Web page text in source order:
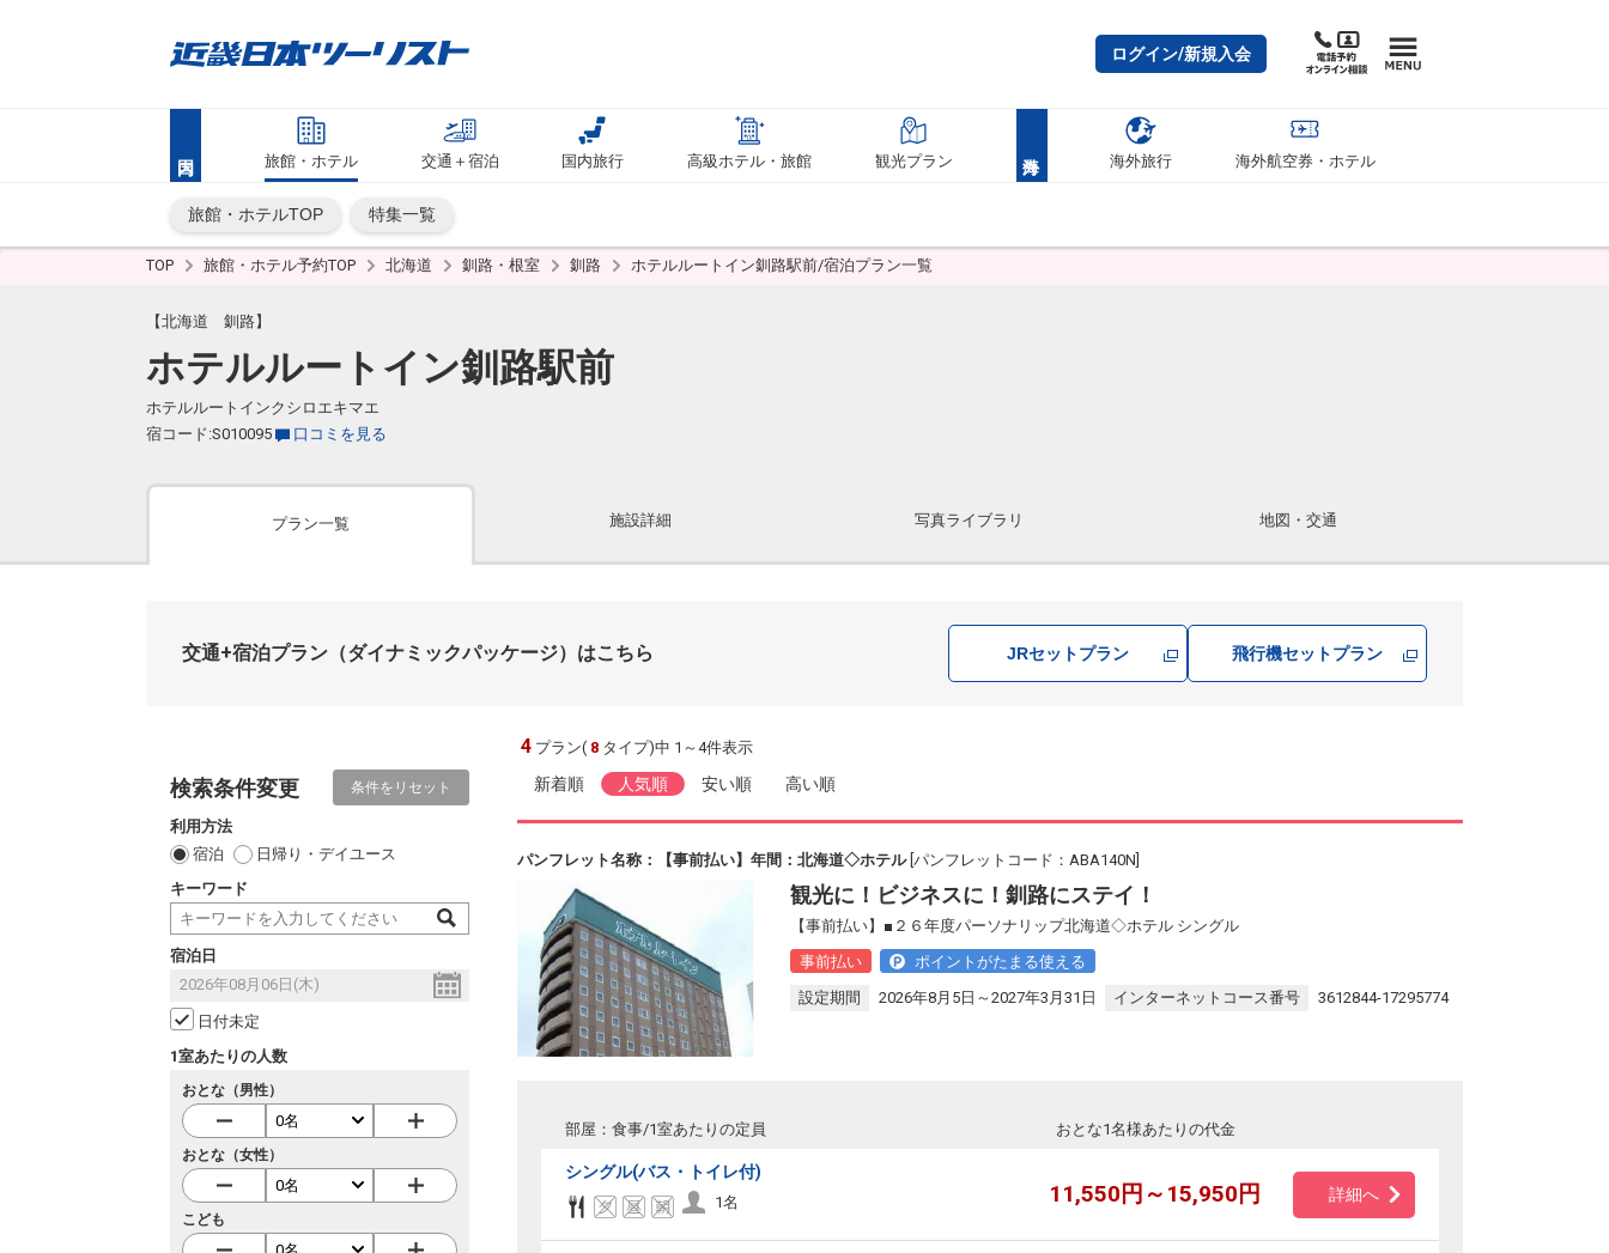
ログイン/新規入会
旅館・ホテル 交通＋宿泊 国内旅行 高級ホテル・旅館 観光プラン 海外旅行 海外航空券・ホテル
旅館・ホテルTOP 特集一覧
TOP 旅館・ホテル予約TOP 北海道 釧路・根室 釧路 ホテルルートイン釧路駅前/宿泊プラン一覧
【北海道 釧路】
ホテルルートイン釧路駅前
ホテルルートインクシロエキマエ
宿コード:S010095
口コミを見る
プラン一覧 施設詳細 写真ライブラリ 地図・交通
交通+宿泊プラン （ダイナミックパッケージ）はこちら JRセットプラン 飛行機セットプラン
検索条件変更 条件をリセット
利用方法
宿泊
日帰り・デイユース
キーワード
宿泊日
日付未定
1室あたりの人数
おとな（男性）
おとな（女性）
こども
4 プラン( 8 タイプ)中 1～4件表示
新着順 人気順 安い順 高い順
パンフレット名称：【事前払い】年間：北海道◇ホテル [パンフレットコード：ABA140N]
観光に！ビジネスに！釧路にステイ！
【事前払い】■２６年度パーソナリップ北海道◇ホテル シングル
事前払い
ポイントがたまる使える
設定期間
2026年8月5日～2027年3月31日 インターネットコース番号 3612844-17295774
部屋：食事/1室あたりの定員 おとな1名様あたりの代金
シングル(バス・トイレ付)
1名 11,550円～15,950円 詳細へ